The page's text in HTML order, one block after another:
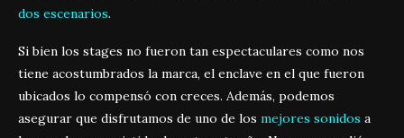
dos escenarios.
Si bien los stages no fueron tan espectaculares como nos
tiene acostumbrados la marca, el enclave en el que fueron
ubicados lo compensó con creces. Además, podemos
asegurar que disfrutamos de uno de los mejores sonidos a